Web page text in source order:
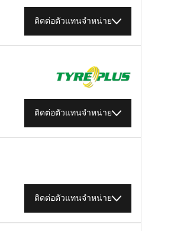
ติดต่อตัวแทนจำหน่าย
ติดต่อตัวแทนจำหน่าย
ติดต่อตัวแทนจำหน่าย